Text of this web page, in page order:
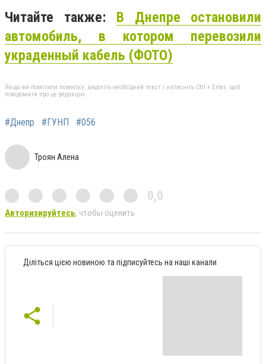
Читайте также: В Днепре остановили
автомобиль, в котором перевозили
украденный кабель (ФОТО)
Якщо ви помітили помилку, виділіть необхідний текст і натисніть Ctrl + Enter, щоб
повідомити про це редакцію
#Днепр #ГУНП #056
Троян Алена
0,0
Авторизируйтесь, чтобы оценить
Діліться цією новиною та підписуйтесь на наші канали